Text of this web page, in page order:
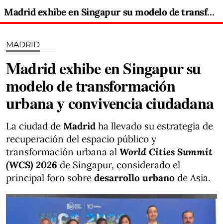
Madrid exhibe en Singapur su modelo de transformación urbana y convivencia ciudadana
MADRID
Madrid exhibe en Singapur su
modelo de transformación
urbana y convivencia ciudadana
La ciudad de Madrid ha llevado su estrategia de
recuperación del espacio público y
transformación urbana al World Cities Summit
(WCS) 2026 de Singapur, considerado el
principal foro sobre desarrollo urbano de Asia.